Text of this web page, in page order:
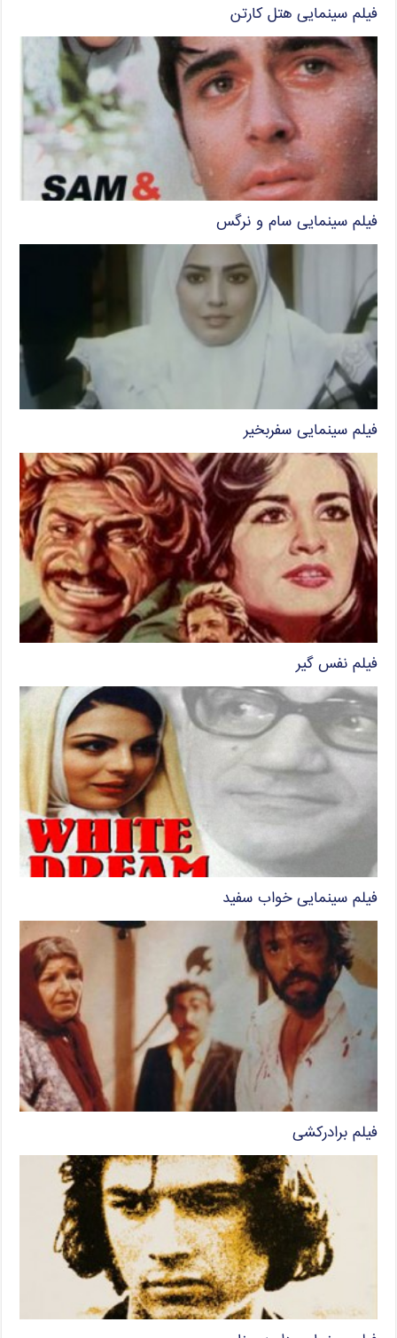
فیلم سینمایی هتل کارتن
فیلم سینمایی سام و نرگس
فیلم سینمایی سفربخیر
فیلم نفس گیر
فیلم سینمایی خواب سفید
فیلم برادرکشی